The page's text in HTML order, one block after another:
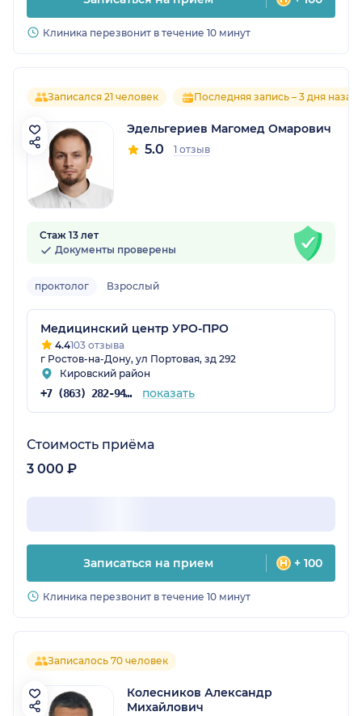
Клиника перезвонит в течение 10 минут
Записался 21 человек Последняя запись – 3 дня назад
Эдельгериев Магомед Омарович
5.0 1 отзыв
Стаж 13 лет
Документы проверены
проктолог Взрослый
Медицинский центр УРО-ПРО
4.4103 отзыва
г Ростов-на-Дону, ул Портовая, зд 292
Кировский район
+7 (863) 282-94-46 показать
Стоимость приёма
3 000 ₽
Записаться на прием + 100
Клиника перезвонит в течение 10 минут
Записалось 70 человек
Колесников Александр
Михайлович